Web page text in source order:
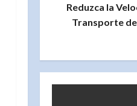
Reduzca la
Transporte de